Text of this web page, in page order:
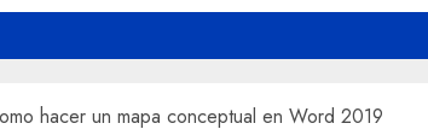
hacer un mapa conceptual en Word 2019